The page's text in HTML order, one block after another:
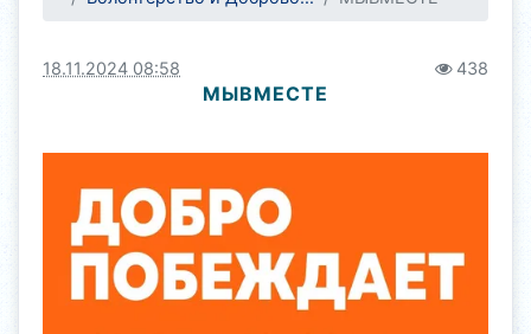
18.11.2024 08:58 438
МЫВМЕСТЕ